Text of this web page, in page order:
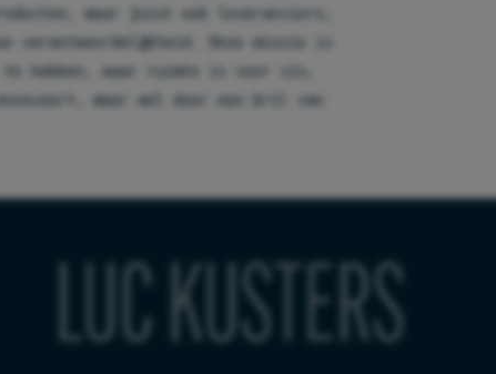
maar juist ook leveranciers,
verantwoordelijkheid. Onze missie is
te hebben, waar ruimte is voor vis,
maar wel door een bril van
- 2025)